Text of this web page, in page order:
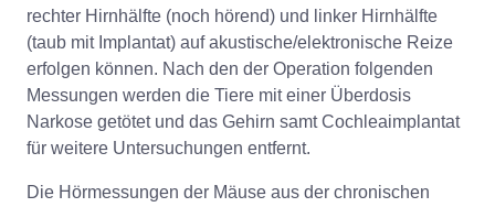
rechter Hirnhälfte (noch hörend) und linker Hirnhälfte
(taub mit Implantat) auf akustische/elektronische Reize
erfolgen können. Nach den der Operation folgenden
Messungen werden die Tiere mit einer Überdosis
Narkose getötet und das Gehirn samt Cochleaimplantat
für weitere Untersuchungen entfernt.
Die Hörmessungen der Mäuse aus der chronischen